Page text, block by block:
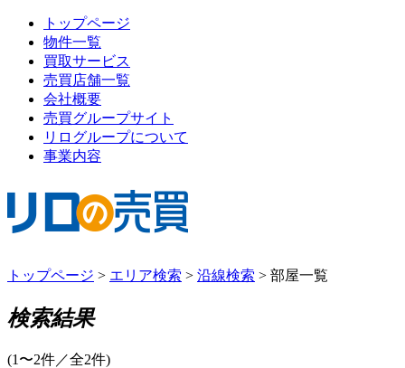
トップページ
物件一覧
買取サービス
売買店舗一覧
会社概要
売買グループサイト
リログループについて
事業内容
トップページ > エリア検索 > 沿線検索 > 部屋一覧
検索結果
(1〜2件／全2件)